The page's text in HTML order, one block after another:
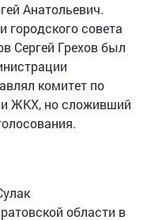
Анатольевич.
городского совета
Сергей Грехов был
комитет по
и ЖКХ, но сложивший
области в